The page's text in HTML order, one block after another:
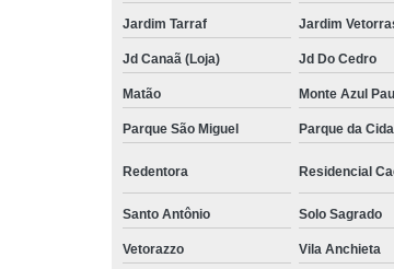
Jardim Tarraf Jardim
Jd Canaã (Loja) Jd Do Cedro
Matão Monte Azul
Parque São Miguel Parque da
Redentora Residencial
Santo Antônio Solo Sagrado
Vetorazzo Vila Anchieta